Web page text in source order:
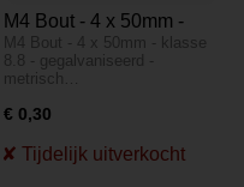
M4 Bout - 4 x 50mm -
klasse 8.8 -
gegalvaniseerd -
M4 Bout - 4 x 50mm - klasse
8.8 - gegalvaniseerd -
metrisch…
€ 0,30